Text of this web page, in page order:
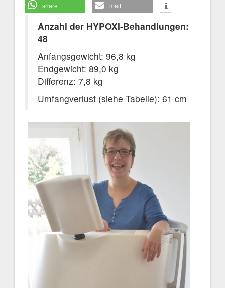
share mail
Anzahl der HYPOXI-Behandlungen:
48
Anfangsgewicht: 96,8 kg
Endgewicht: 89,0 kg
Differenz: 7,8 kg
Umfangverlust (siehe Tabelle): 61 cm